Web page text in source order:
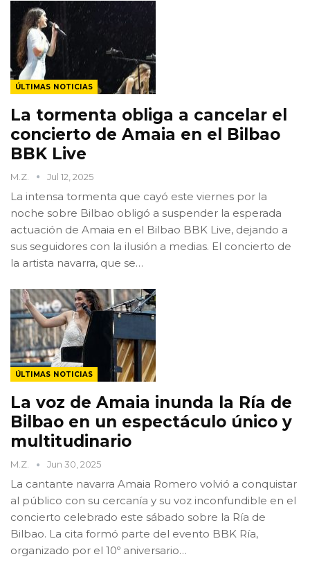
ÚLTIMAS NOTICIAS
La tormenta obliga a cancelar el
concierto de Amaia en el Bilbao
BBK Live
M.Z. Jul 12, 2025
La intensa tormenta que cayó este viernes por la
noche sobre Bilbao obligó a suspender la esperada
actuación de Amaia en el Bilbao BBK Live, dejando a
sus seguidores con la ilusión a medias. El concierto de
la artista navarra, que se…
ÚLTIMAS NOTICIAS
La voz de Amaia inunda la Ría de
Bilbao en un espectáculo único y
multitudinario
M.Z. Jun 30, 2025
La cantante navarra Amaia Romero volvió a conquistar
al público con su cercanía y su voz inconfundible en el
concierto celebrado este sábado sobre la Ría de
Bilbao. La cita formó parte del evento BBK Ría,
organizado por el 10º aniversario…